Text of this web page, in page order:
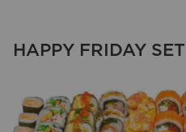
HAPPY FRIDAY SET